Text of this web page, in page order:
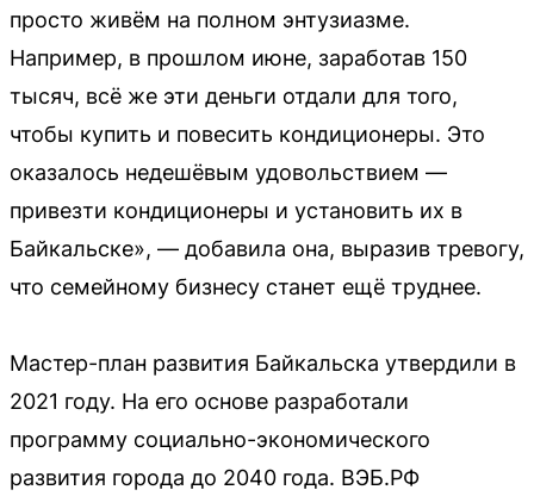
просто живём на полном энтузиазме.
Например, в прошлом июне, заработав 150
тысяч, всё же эти деньги отдали для того,
чтобы купить и повесить кондиционеры. Это
оказалось недешёвым удовольствием —
привезти кондиционеры и установить их в
Байкальске», — добавила она, выразив тревогу,
что семейному бизнесу станет ещё труднее.
Мастер-план развития Байкальска утвердили в
2021 году. На его основе разработали
программу социально-экономического
развития города до 2040 года. ВЭБ.РФ